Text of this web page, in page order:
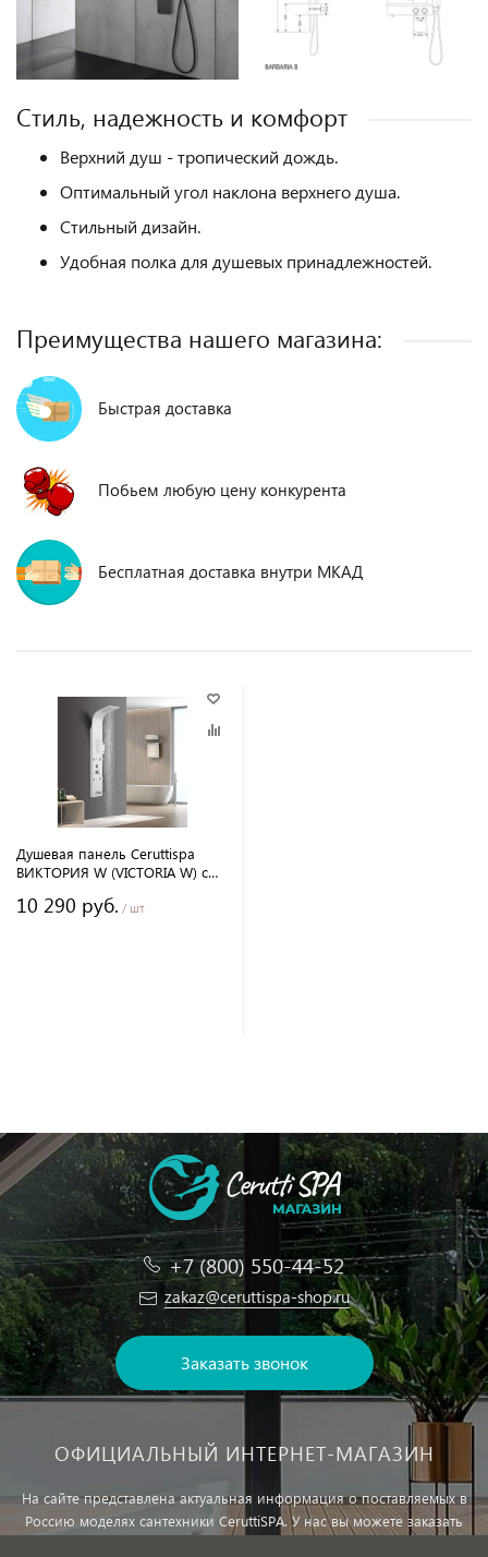
Стиль, надежность и комфорт
Верхний душ - тропический дождь.
Оптимальный угол наклона верхнего душа.
Стильный дизайн.
Удобная полка для душевых принадлежностей.
Преимущества нашего магазина:
Быстрая доставка
Побьем любую цену конкурента
Бесплатная доставка внутри МКАД
Душевая панель Ceruttispa
ВИКТОРИЯ W (VICTORIA W) с
150х22 см
10 290 руб. / шт
+7 (800) 550-44-52
zakaz@ceruttispa-shop.ru
Заказать звонок
ОФИЦИАЛЬНЫЙ ИНТЕРНЕТ-МАГАЗИН
На сайте представлена актуальная информация о поставляемых в
Россию моделях сантехники CeruttiSPA. У нас вы можете заказать